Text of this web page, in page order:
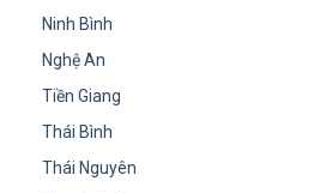
Ninh Bình
Nghệ An
Tiền Giang
Thái Bình
Thái Nguyên